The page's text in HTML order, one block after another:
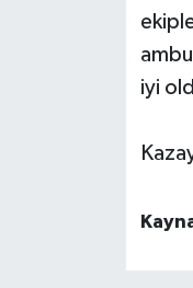
iyi